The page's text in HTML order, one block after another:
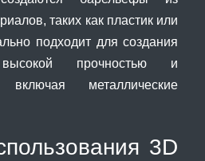
таких как пластик или
подходит для создания
прочностью и
включая металлические
3D